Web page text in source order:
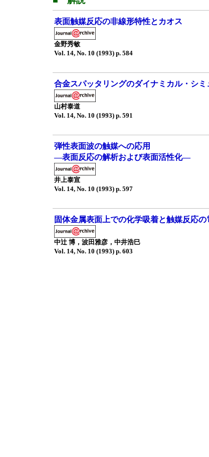
表面触媒反応の非線形特性とカオス
金野秀敏
Vol. 14, No. 10 (1993) p. 584
合金スパッタリングのダイナミカル・シミ
山村泰道
Vol. 14, No. 10 (1993) p. 591
弾性表面波の触媒への応用
—表面反応の解析および表面活性化—
井上泰宣
Vol. 14, No. 10 (1993) p. 597
固体金属表面上での化学吸着と触媒反応の
中辻 博，波田雅彦，中井浩巳
Vol. 14, No. 10 (1993) p. 603